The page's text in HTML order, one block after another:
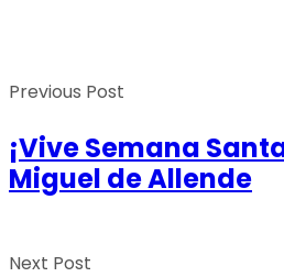
Previous Post
¡Vive Semana
Miguel de Allende
Next Post